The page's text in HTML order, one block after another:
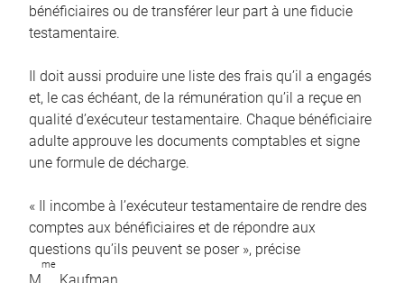
bénéficiaires ou de transférer leur part à une fiducie
testamentaire.
Il doit aussi produire une liste des frais qu’il a engagés
et, le cas échéant, de la rémunération qu’il a reçue en
qualité d’exécuteur testamentaire. Chaque bénéficiaire
adulte approuve les documents comptables et signe
une formule de décharge.
« Il incombe à l’exécuteur testamentaire de rendre des
comptes aux bénéficiaires et de répondre aux
questions qu’ils peuvent se poser », précise
me